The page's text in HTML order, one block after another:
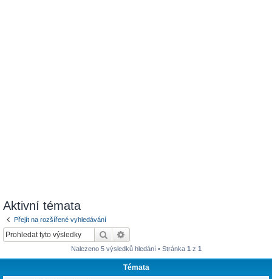
Aktivní témata
Přejít na rozšířené vyhledávání
Hledat
Nalezeno 5 výsledků hledání • Stránka 1 z 1
Témata